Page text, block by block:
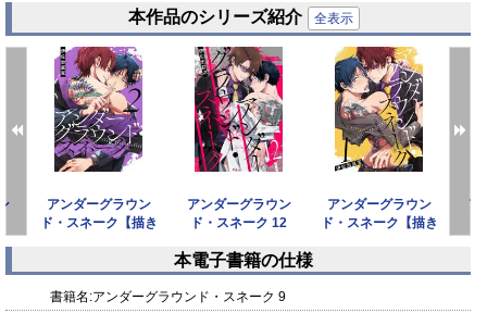
本作品のシリーズ紹介 全表示
アンダーグラウン
ド・スネーク【描き
アンダーグラウン
ド・スネーク 12
アンダーグラウン
ド・スネーク【描き
ア
prev next
本電子書籍の仕様
書籍名:アンダーグラウンド・スネーク 9